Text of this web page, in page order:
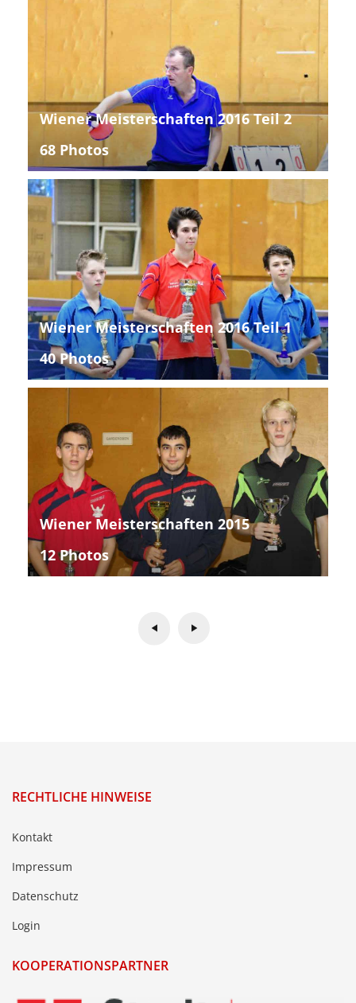
Wiener Meisterschaften 2016 Teil 2
68 Photos
Wiener Meisterschaften 2016 Teil 1
40 Photos
Wiener Meisterschaften 2015
12 Photos
RECHTLICHE HINWEISE
Kontakt
Impressum
Datenschutz
Login
KOOPERATIONSPARTNER